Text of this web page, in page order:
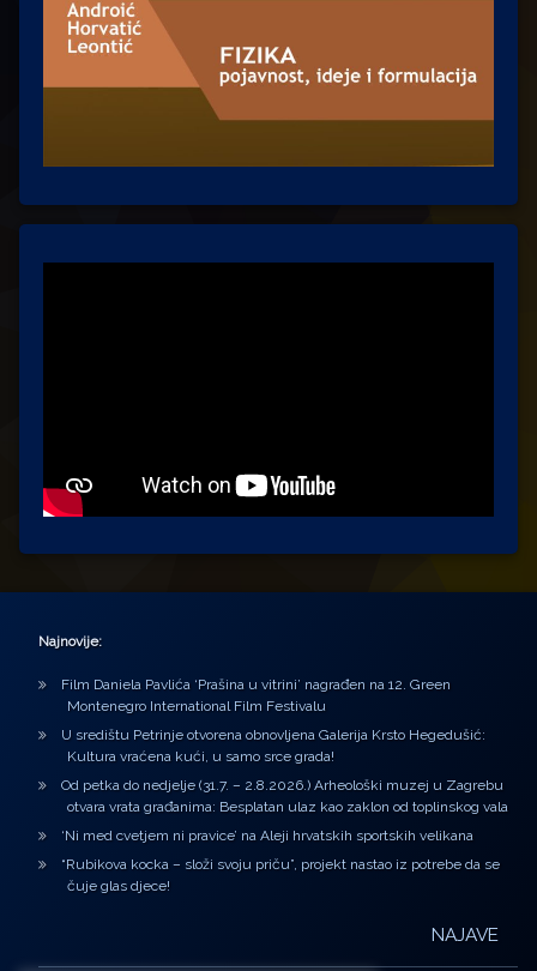
Najnovije:
Film Daniela Pavlića ‘Prašina u vitrini’ nagrađen na 12. Green
Montenegro International Film Festivalu
U središtu Petrinje otvorena obnovljena Galerija Krsto Hegedušić:
Kultura vraćena kući, u samo srce grada!
Od petka do nedjelje (31.7. – 2.8.2026.) Arheološki muzej u Zagrebu
otvara vrata građanima: Besplatan ulaz kao zaklon od toplinskog vala
‘Ni med cvetjem ni pravice’ na Aleji hrvatskih sportskih velikana
“Rubikova kocka – složi svoju priču”, projekt nastao iz potrebe da se
čuje glas djece!
NAJAVE